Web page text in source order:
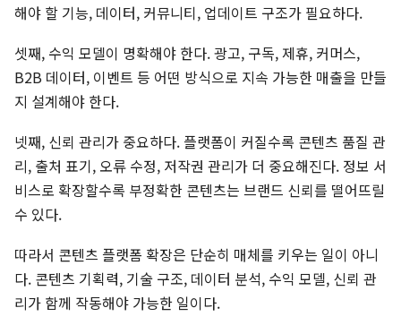
해야 할 기능, 데이터, 커뮤니티, 업데이트 구조가 필요하다.
셋째, 수익 모델이 명확해야 한다. 광고, 구독, 제휴, 커머스,
B2B 데이터, 이벤트 등 어떤 방식으로 지속 가능한 매출을 만들
지 설계해야 한다.
넷째, 신뢰 관리가 중요하다. 플랫폼이 커질수록 콘텐츠 품질 관
리, 출처 표기, 오류 수정, 저작권 관리가 더 중요해진다. 정보 서
비스로 확장할수록 부정확한 콘텐츠는 브랜드 신뢰를 떨어뜨릴
수 있다.
따라서 콘텐츠 플랫폼 확장은 단순히 매체를 키우는 일이 아니
다. 콘텐츠 기획력, 기술 구조, 데이터 분석, 수익 모델, 신뢰 관
리가 함께 작동해야 가능한 일이다.